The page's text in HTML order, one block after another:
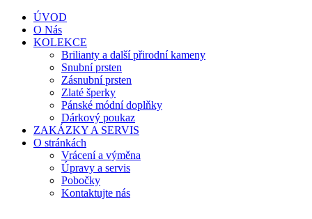
ÚVOD
O Nás
KOLEKCE
Brilianty a další přirodní kameny
Snubní prsten
Zásnubní prsten
Zlaté šperky
Pánské módní doplňky
Dárkový poukaz
ZAKÁZKY A SERVIS
O stránkách
Vrácení a výměna
Úpravy a servis
Pobočky
Kontaktujte nás